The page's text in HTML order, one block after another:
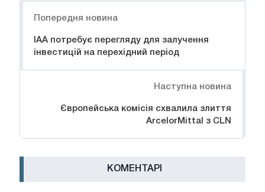
Попередня новина
IAA потребує перегляду для залучення
інвестицій на перехідний період
Наступна новина
Європейська комісія схвалила злиття
ArcelorMittal з CLN
КОМЕНТАРІ